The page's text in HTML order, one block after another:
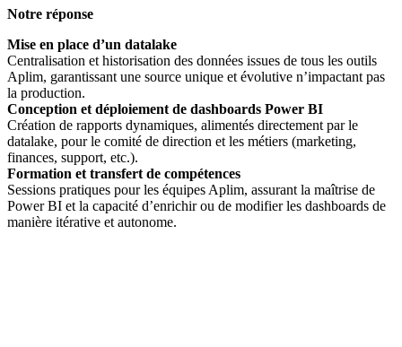
Notre réponse
Mise en place d’un datalake
Centralisation et historisation des données issues de tous les outils
Aplim, garantissant une source unique et évolutive n’impactant pas
la production.
Conception et déploiement de dashboards Power BI
Création de rapports dynamiques, alimentés directement par le
datalake, pour le comité de direction et les métiers (marketing,
finances, support, etc.).
Formation et transfert de compétences
Sessions pratiques pour les équipes Aplim, assurant la maîtrise de
Power BI et la capacité d’enrichir ou de modifier les dashboards de
manière itérative et autonome.